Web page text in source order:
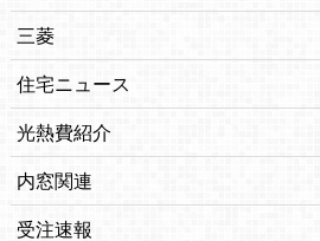
三菱
住宅ニュース
光熱費紹介
内窓関連
受注速報